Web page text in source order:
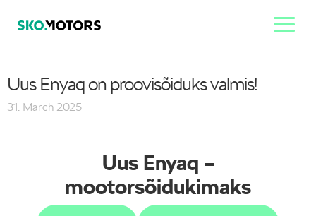
Uus Enyaq on proovisõiduks valmis!
31. March 2025
Uus Enyaq –
mootorsõidukimaks